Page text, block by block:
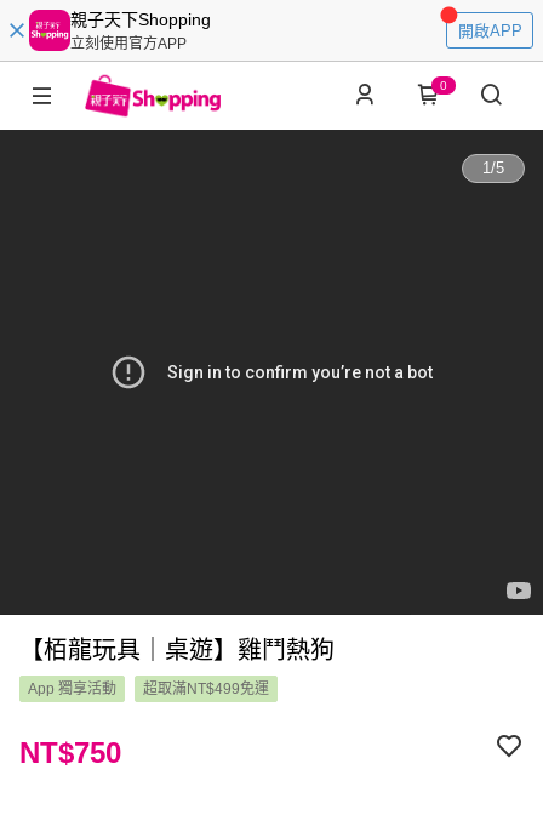
親子天下Shopping
立刻使用官方APP
開啟APP
0
1/5
【栢龍玩具｜桌遊】雞鬥熱狗
App 獨享活動 超取滿NT$499免運
NT$750